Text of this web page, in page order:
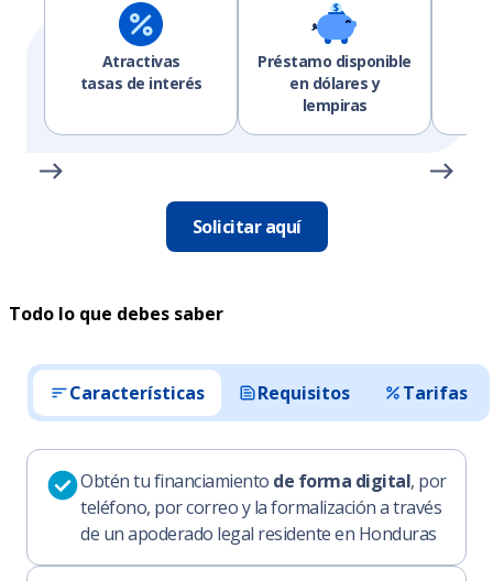
Atractivas
tasas de interés
Préstamo disponible
en dólares y
lempiras
Solicitar aquí
Todo lo que debes saber
Características Requisitos Tarifas
Obtén tu financiamiento de forma digital, por
teléfono, por correo y la formalización a través
de un apoderado legal residente en Honduras